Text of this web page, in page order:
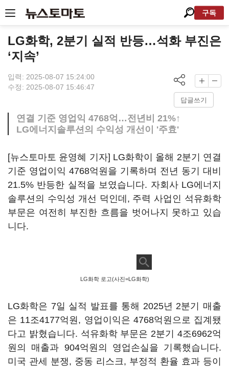
구독
LG화학, 2분기 실적 반등…석화 부진은
‘지속’
입력: 2025-08-07 15:24:00
수정: 2025-08-07 15:46:47
답글쓰기
연결 기준 영업익 4768억…전년비 21%↑
LG에너지솔루션의 수익성 개선이 '주효'
[뉴스토마토 윤영혜 기자] LG화학이 올해 2분기 연결
기준 영업이익 4768억원을 기록하며 전년 동기 대비
21.5% 반등한 실적을 보였습니다. 자회사 LG에너지
솔루션의 수익성 개선 덕인데, 주력 사업인 석유화학
부문은 여전히 부진한 흐름을 벗어나지 못하고 있습
니다.
LG화학 로고(사진=LG화학)
LG화학은 7일 실적 발표를 통해 2025년 2분기 매출
은 11조4177억원, 영업이익은 4768억원으로 집계됐
다고 밝혔습니다. 석유화학 부문은 2분기 4조6962억
원의 매출과 904억원의 영업손실을 기록했습니다.
미국 관세 분쟁, 중동 리스크, 부정적 환율 효과 등이